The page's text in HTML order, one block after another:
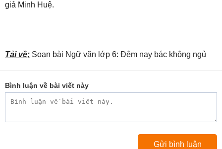
giả Minh Huệ.
Tải về; Soạn bài Ngữ văn lớp 6: Đêm nay bác không ngủ
Bình luận về bài viết này